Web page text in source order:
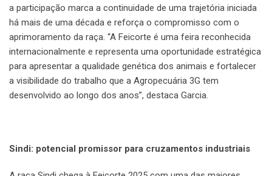
a participação marca a continuidade de uma trajetória iniciada
há mais de uma década e reforça o compromisso com o
aprimoramento da raça. “A Feicorte é uma feira reconhecida
internacionalmente e representa uma oportunidade estratégica
para apresentar a qualidade genética dos animais e fortalecer
a visibilidade do trabalho que a Agropecuária 3G tem
desenvolvido ao longo dos anos”, destaca Garcia.
Sindi: potencial promissor para cruzamentos industriais